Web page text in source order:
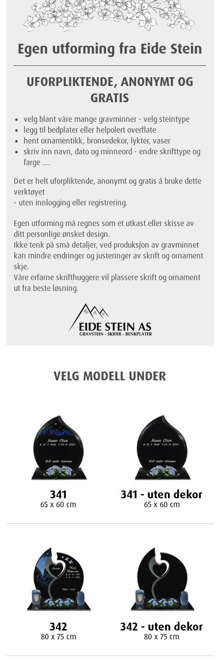
Egen utforming fra Eide Stein
UFORPLIKTENDE, ANONYMT OG
GRATIS
velg blant våre mange gravminner - velg steintype
legg til bedplater eller helpolert overflate
hent ornamentikk, bronsedekor, lykter, vaser
skriv inn navn, dato og minneord - endre skrifttype og
farge ....
Det er helt uforpliktende, anonymt og gratis å bruke dette
verktøyet
- uten innlogging eller registrering.
Egen utforming må regnes som et utkast eller skisse av
ditt personlige ønsket design.
Ikke tenk på små detaljer, ved produksjon av gravminnet
kan mindre endringer og justeringer av skrift og ornament
skje.
Våre erfarne skrifthuggere vil plassere skrift og ornament
ut fra beste løsning.
VELG MODELL UNDER
341
65 x 60 cm
341 - uten dekor
65 x 60 cm
342
80 x 75 cm
342 - uten dekor
80 x 75 cm